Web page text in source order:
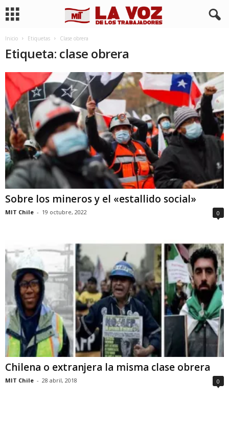
Inicio Etiquetas Clase obrera
Etiqueta: clase obrera
Sobre los mineros y el «estallido social»
MIT Chile - 19 octubre, 2022 0
Chilena o extranjera la misma clase obrera
MIT Chile - 28 abril, 2018 0